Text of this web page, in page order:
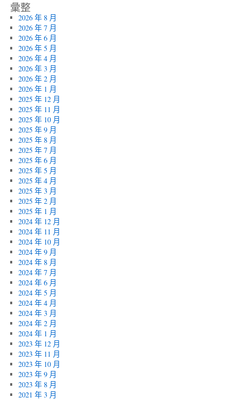
彙整
2026 年 8 月
2026 年 7 月
2026 年 6 月
2026 年 5 月
2026 年 4 月
2026 年 3 月
2026 年 2 月
2026 年 1 月
2025 年 12 月
2025 年 11 月
2025 年 10 月
2025 年 9 月
2025 年 8 月
2025 年 7 月
2025 年 6 月
2025 年 5 月
2025 年 4 月
2025 年 3 月
2025 年 2 月
2025 年 1 月
2024 年 12 月
2024 年 11 月
2024 年 10 月
2024 年 9 月
2024 年 8 月
2024 年 7 月
2024 年 6 月
2024 年 5 月
2024 年 4 月
2024 年 3 月
2024 年 2 月
2024 年 1 月
2023 年 12 月
2023 年 11 月
2023 年 10 月
2023 年 9 月
2023 年 8 月
2021 年 3 月